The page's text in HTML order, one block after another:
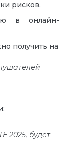
рисков.
в онлайн-
получить на
2025, будет